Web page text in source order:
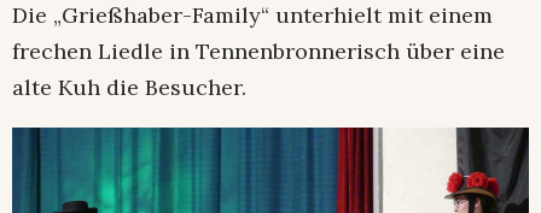
Die „Grießhaber-Family“ unterhielt mit einem
frechen Liedle in Tennenbronnerisch über eine
alte Kuh die Besucher.